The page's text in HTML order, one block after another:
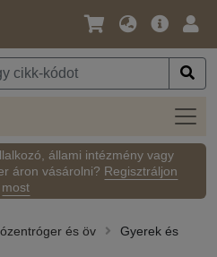
Nyelv
Pénznem
Fő
állami intézmény vagy
áron vásárolni? Regisztráljon
most
és öv
Gyerek és